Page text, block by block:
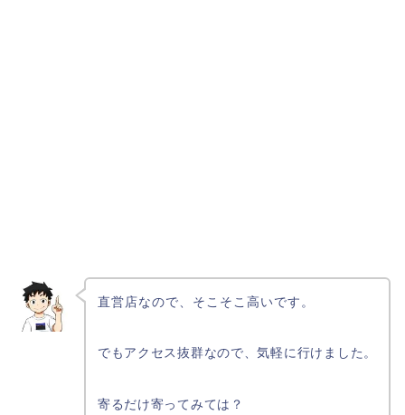
直営店なので、そこそこ高いです。
でもアクセス抜群なので、気軽に行けました。
寄るだけ寄ってみては？